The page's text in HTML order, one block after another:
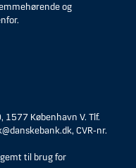
og
1577 København V. Tlf.
CVR-nr.
til brug for